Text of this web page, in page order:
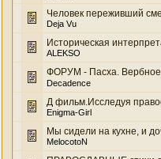
Человек переживший
Deja Vu
Историческая
ALEKSO
ФОРУМ - Пасха. Вербное
Decadence
Д фильм.Исследуя
Enigma-Girl
Мы сидели на кухне, и
MelocotoN